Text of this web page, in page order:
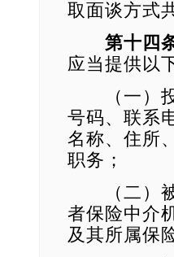
取面谈方式
第十四
应当提供以
（一）投
号码、联系
名称、住所
职务；
（二）被
者保险中介
及其所属保